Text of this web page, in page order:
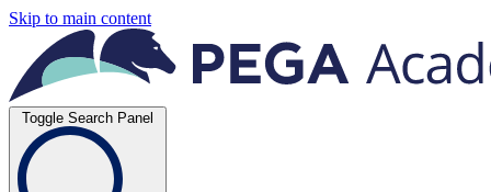
Skip to main content
Toggle Search Panel